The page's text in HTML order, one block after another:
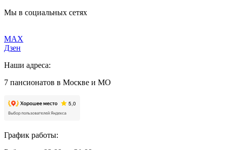
Мы в социальных сетях
MAX
Дзен
Наши адреса:
7 пансионатов в Москве и МО
График работы: